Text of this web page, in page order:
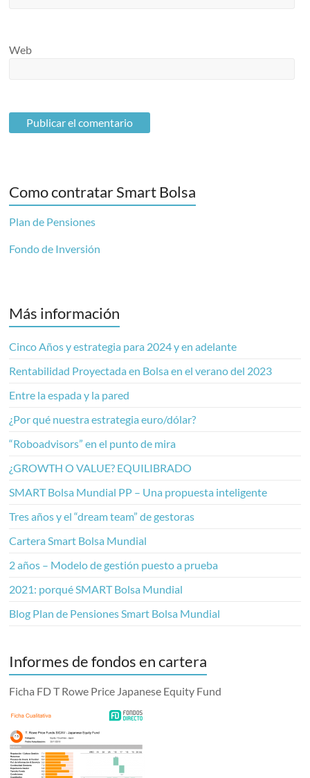
Web
Como contratar Smart Bolsa
Plan de Pensiones
Fondo de Inversión
Más información
Cinco Años y estrategia para 2024 y en adelante
Rentabilidad Proyectada en Bolsa en el verano del 2023
Entre la espada y la pared
¿Por qué nuestra estrategia euro/dólar?
“Roboadvisors” en el punto de mira
¿GROWTH O VALUE? EQUILIBRADO
SMART Bolsa Mundial PP – Una propuesta inteligente
Tres años y el “dream team” de gestoras
Cartera Smart Bolsa Mundial
2 años – Modelo de gestión puesto a prueba
2021: porqué SMART Bolsa Mundial
Blog Plan de Pensiones Smart Bolsa Mundial
Informes de fondos en cartera
Ficha FD T Rowe Price Japanese Equity Fund